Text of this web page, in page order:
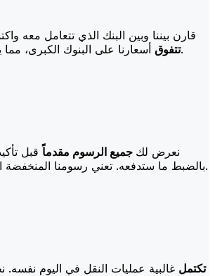
قارن بيننا وبين البنك الذي تتعامل معه
تتفوقأسعارنا على البنوك الكبرى، مما يزيد من قيمة تحويلك.
نعرض لك جميع الرسوم مقدماًقبل
بالضبط ما ستدفعه. تعني رسومنا المنخفضة المزيد من التوفير لك.
تكتمل غالبية عمليات النقل في اليوم نفسه.